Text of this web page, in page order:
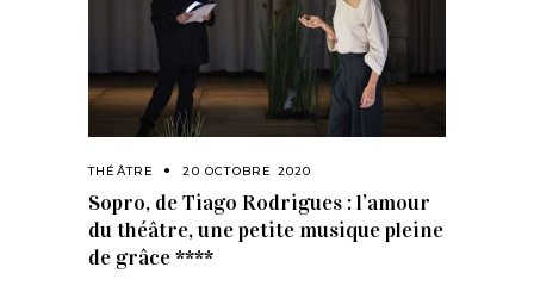
THÉÂTRE 20 OCTOBRE 2020
Sopro, de Tiago Rodrigues : l’amour
du théâtre, une petite musique pleine
de grâce ****